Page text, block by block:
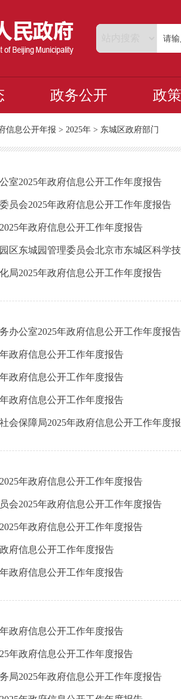
政务公开 政
信息公开年报 > 2025年 > 东城区政府部门
室2025年政府信息公开工作年度报告
员会2025年政府信息公开工作年度报告
年政府信息公开工作年度报告
区东城园管理委员会北京市东城区科学
局2025年政府信息公开工作年度报告
办公室2025年政府信息公开工作年度报告
政府信息公开工作年度报告
政府信息公开工作年度报告
政府信息公开工作年度报告
会保障局2025年政府信息公开工作年度
年政府信息公开工作年度报告
会2025年政府信息公开工作年度报告
年政府信息公开工作年度报告
府信息公开工作年度报告
政府信息公开工作年度报告
政府信息公开工作年度报告
年政府信息公开工作年度报告
局2025年政府信息公开工作年度报告